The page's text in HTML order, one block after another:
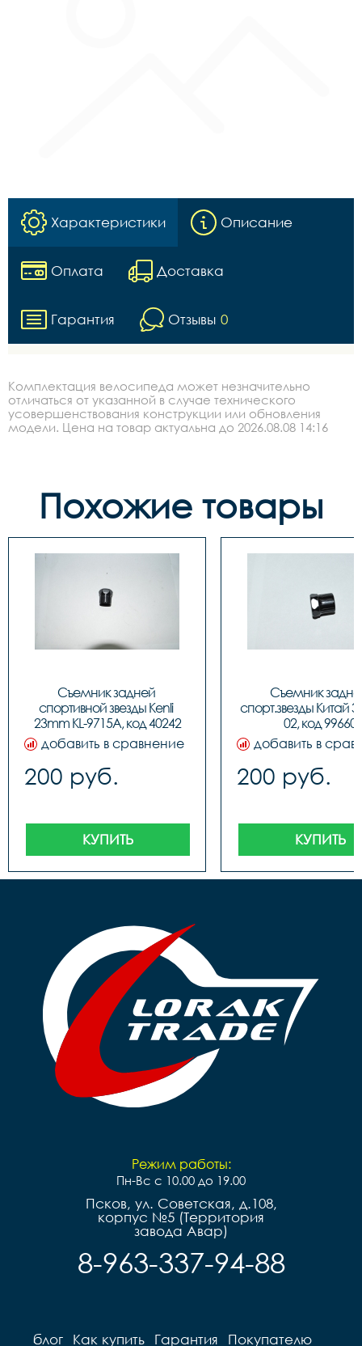
Характеристики Описание
Оплата Доставка
Гарантия Отзывы 0
Комплектация велосипеда может незначительно
отличаться от указанной в случае технического
усовершенствования конструкции или обновления
модели. Цена на товар актуальна до 2026.08.08 14:16
Похожие товары
Съемник задней
спортивной звезды Kenli
23mm KL-9715A, код 40242
добавить в сравнение
200 руб.
КУПИТЬ
Съемник
спорт.звезды Китай
02, код 99660
добавить в
200 руб.
КУПИТЬ
Режим работы:
Пн-Вс с 10.00 до 19.00
Псков, ул. Советская, д.108,
корпус №5 (Территория
завода Авар)
8-963-337-94-88
блог Как купить Гарантия Покупателю